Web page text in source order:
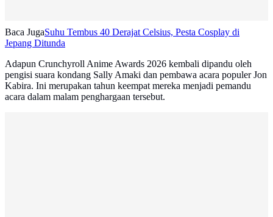
Baca JugaSuhu Tembus 40 Derajat Celsius, Pesta Cosplay di
Jepang Ditunda
Adapun Crunchyroll Anime Awards 2026 kembali dipandu oleh
pengisi suara kondang Sally Amaki dan pembawa acara populer Jon
Kabira. Ini merupakan tahun keempat mereka menjadi pemandu
acara dalam malam penghargaan tersebut.